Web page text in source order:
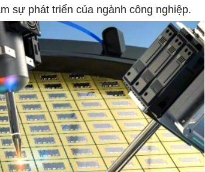
sự phát triển của ngành công nghiệp.